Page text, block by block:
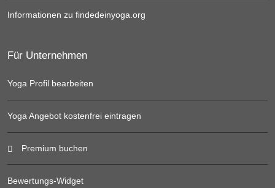
Informationen zu findedeinyoga.org
Für Unternehmen
Yoga Profil bearbeiten
Yoga Angebot kostenfrei eintragen
Premium buchen
Bewertungs-Widget